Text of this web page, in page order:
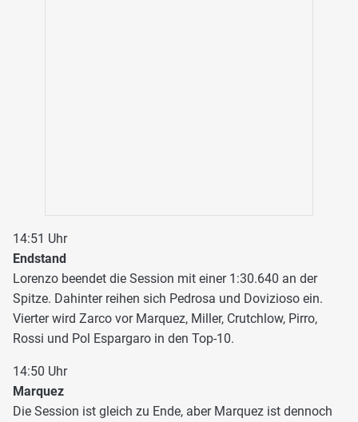
14:51 Uhr
Endstand
Lorenzo beendet die Session mit einer 1:30.640 an der
Spitze. Dahinter reihen sich Pedrosa und Dovizioso ein.
Vierter wird Zarco vor Marquez, Miller, Crutchlow, Pirro,
Rossi und Pol Espargaro in den Top-10.
14:50 Uhr
Marquez
Die Session ist gleich zu Ende, aber Marquez ist dennoch